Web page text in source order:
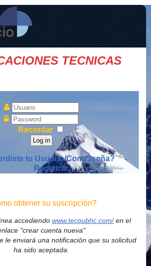
TECNICAS
Recordar
Log in
tu Usuario/Contraseña?
Registrar
obtener su suscripción?
accediendo www.tecpubhc.com/en el
"crear cuenta nueva"
le enviará una notificación que su solicitud
ha sido aceptada.